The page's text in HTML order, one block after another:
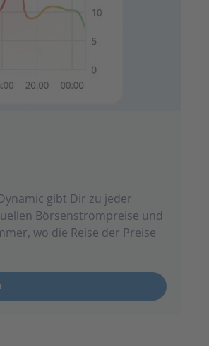
gibt Dir zu jeder
Börsen­strom­preise und
wo die Reise der Preise